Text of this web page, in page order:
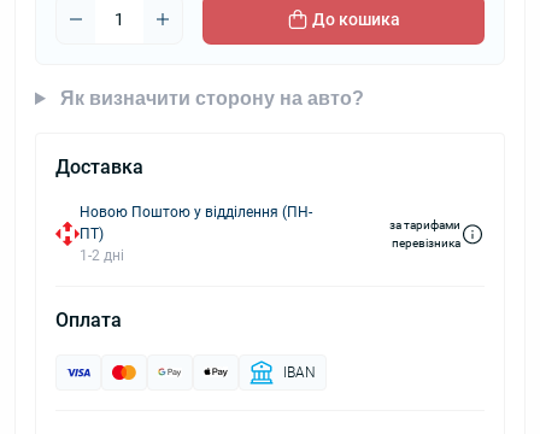
До кошика
Як визначити сторону на авто?
Доставка
Новою Поштою у відділення (ПН-
ПТ)
1-2 дні
за тарифами
перевізника
Оплата
IBAN